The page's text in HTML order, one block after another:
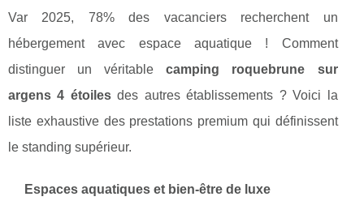
Var 2025, 78% des vacanciers recherchent un
hébergement avec espace aquatique ! Comment
distinguer un véritablecamping roquebrune sur
argens 4 étoilesdes autres établissements ? Voici la
liste exhaustive des prestations premium qui définissent
le standing supérieur.
Espaces aquatiques et bien-être de luxe